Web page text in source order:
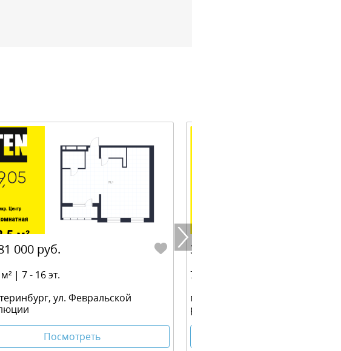
000 руб.
| 7 - 16 эт.
ул. Февральской
Посмотреть
33 010 000 руб.
78.50 м² | 5 - 16 эт.
г. Екатеринбург, ул.
революции